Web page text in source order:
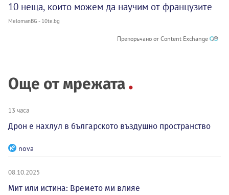
10 неща, които можем да научим от французите
MelomanBG - 10te.bg
Препоръчано от Content Exchange
Още от мрежата
13 часа
Дрон е нахлул в българското въздушно пространство
nova
08.10.2025
Мит или истина: Времето ми влияе